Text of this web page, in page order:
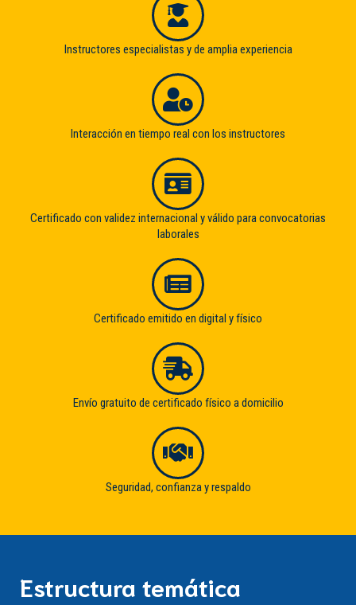
Instructores especialistas y de amplia experiencia
Interacción en tiempo real con los instructores
Certificado con validez internacional y válido para convocatorias
laborales
Certificado emitido en digital y físico
Envío gratuito de certificado físico a domicilio
Seguridad, confianza y respaldo
Estructura temática